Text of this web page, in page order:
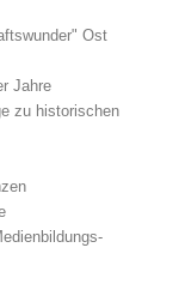
Ost
Jahre
zu historischen